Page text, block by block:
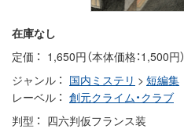
在庫なし
定価
1,650円（本体価格：1,500円）
ジャンル
国内ミステリ > 短編集
レーベル
創元クライム・クラブ
判型
四六判仮フランス装